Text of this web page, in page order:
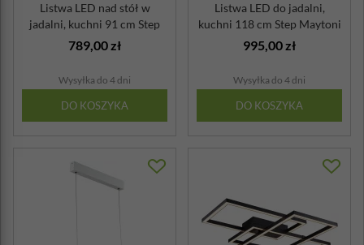
Listwa LED nad stół w
jadalni, kuchni 91 cm Step
Maytoni ...
789,00 zł
Wysyłka do 4 dni
DO KOSZYKA
Listwa LED do jadalni,
kuchni 118 cm Step Maytoni
biała
995,00 zł
Wysyłka do 4 dni
DO KOSZYKA